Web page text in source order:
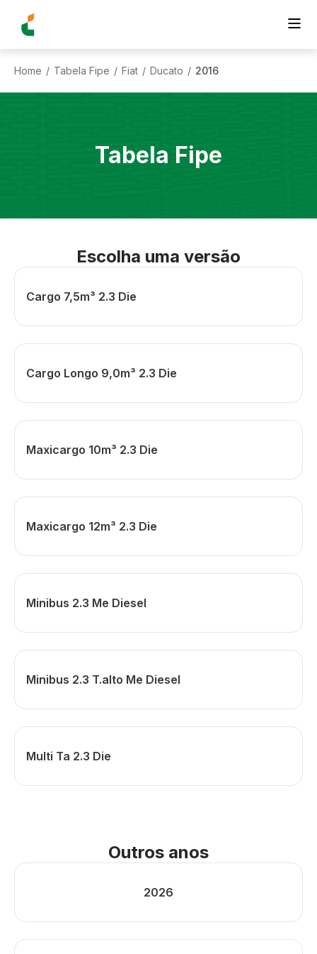
Home / Tabela Fipe / Fiat / Ducato / 2016
Tabela Fipe
Escolha uma versão
Cargo 7,5m³ 2.3 Die
Cargo Longo 9,0m³ 2.3 Die
Maxicargo 10m³ 2.3 Die
Maxicargo 12m³ 2.3 Die
Minibus 2.3 Me Diesel
Minibus 2.3 T.alto Me Diesel
Multi Ta 2.3 Die
Outros anos
2026